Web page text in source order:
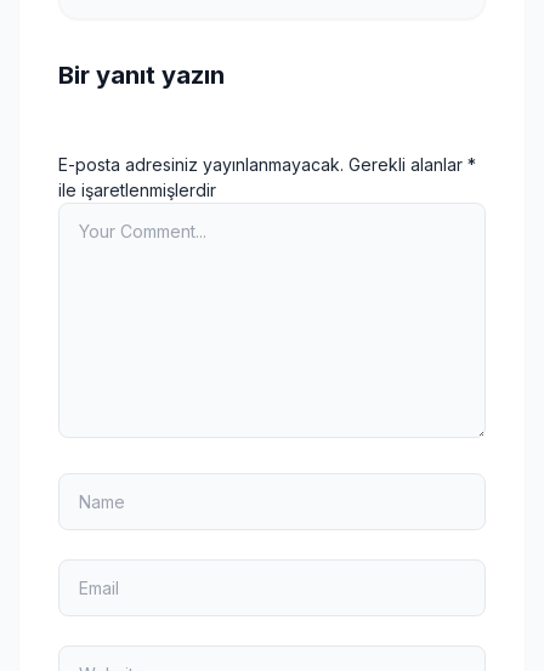
Bir yanıt yazın
E-posta adresiniz yayınlanmayacak. Gerekli alanlar *
ile işaretlenmişlerdir